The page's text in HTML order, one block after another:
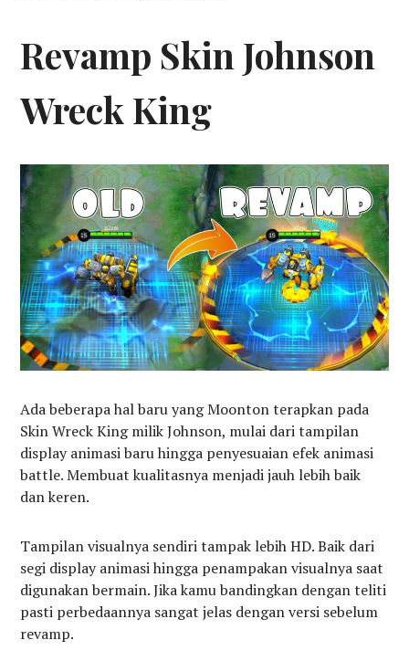
Revamp Skin Johnson
Wreck King
Ada beberapa hal baru yang Moonton terapkan pada
Skin Wreck King milik Johnson, mulai dari tampilan
display animasi baru hingga penyesuaian efek animasi
battle. Membuat kualitasnya menjadi jauh lebih baik
dan keren.
Tampilan visualnya sendiri tampak lebih HD. Baik dari
segi display animasi hingga penampakan visualnya saat
digunakan bermain. Jika kamu bandingkan dengan teliti
pasti perbedaannya sangat jelas dengan versi sebelum
revamp.